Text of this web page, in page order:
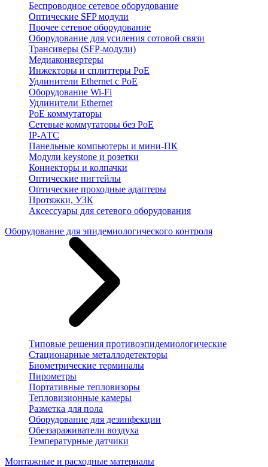
Беспроводное сетевое оборудование
Оптические SFP модули
Прочее сетевое оборудование
Оборудование для усиления сотовой связи
Трансиверы (SFP-модули)
Медиаконвертеры
Инжекторы и сплиттеры PoE
Удлинители Ethernet с PoE
Оборудование Wi-Fi
Удлинители Ethernet
PoE коммутаторы
Сетевые коммутаторы без PoE
IP-АТС
Панельные компьютеры и мини-ПК
Модули keystone и розетки
Коннекторы и колпачки
Оптические пигтейлы
Оптические проходные адаптеры
Протяжки, УЗК
Аксессуары для сетевого оборудования
Оборудование для эпидемиологического контроля
Типовые решения противоэпидемиологические
Стационарные металлодетекторы
Биометрические терминалы
Пирометры
Портативные тепловизоры
Тепловизионные камеры
Разметка для пола
Оборудование для дезинфекции
Обеззараживатели воздуха
Температурные датчики
Монтажные и расходные материалы